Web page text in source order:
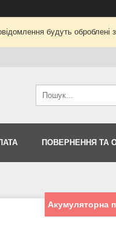
будуть
ПОВЕРНЕННЯ ТА
Акумуляторна